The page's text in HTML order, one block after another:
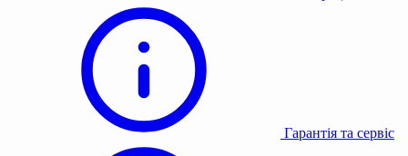
Гарантія та сервіс